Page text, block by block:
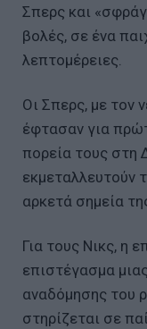
Σπερς και
βολές, σε ένα
λεπτομέρειες.
Οι Σπερς, με τον
έφτασαν για
πορεία τους στη
εκμεταλλευτούν
αρκετά σημεία
Για τους Νικς, η
επιστέγασμα
αναδόμησης του
στηρίζεται σε